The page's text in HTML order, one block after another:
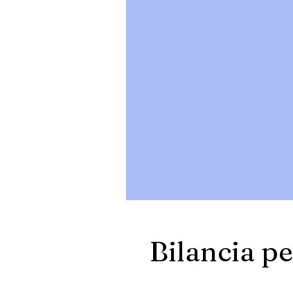
Bilancia